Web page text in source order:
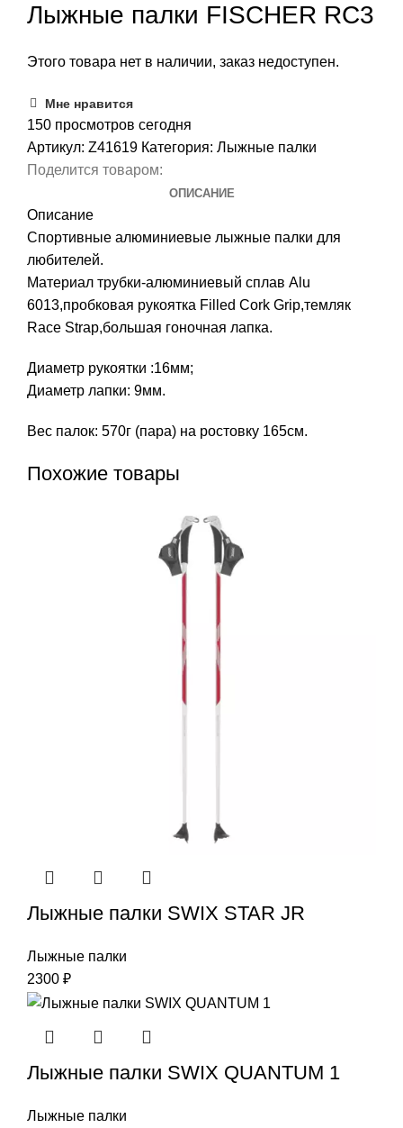
Лыжные палки FISCHER RC3
Этого товара нет в наличии, заказ недоступен.
Мне нравится
150 просмотров сегодня
Артикул: Z41619 Категория: Лыжные палки
Поделится товаром:
ОПИСАНИЕ
Описание
Спортивные алюминиевые лыжные палки для
любителей.
Материал трубки-алюминиевый сплав Alu
6013,пробковая рукоятка Filled Cork Grip,темляк
Race Strap,большая гоночная лапка.
Диаметр рукоятки :16мм;
Диаметр лапки: 9мм.
Вес палок: 570г (пара) на ростовку 165см.
Похожие товары
Лыжные палки SWIX STAR JR
Лыжные палки
2300 ₽
Лыжные палки SWIX QUANTUM 1
Лыжные палки